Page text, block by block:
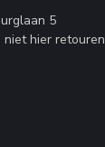
5
niet hier retouren